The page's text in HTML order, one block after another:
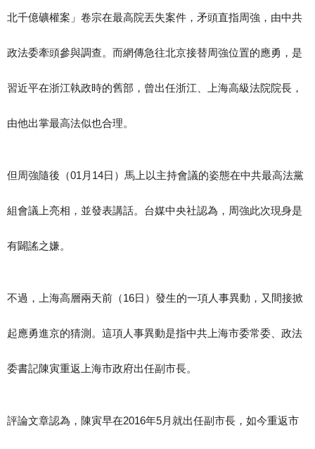
北千億礦權案」卷宗在最高院丟失案件，矛頭直指周強，由中共
政法委牽頭參與調查。而網傳急往北京接替周強位置的應勇，是
習近平在浙江執政時的舊部，曾出任浙江、上海高級法院院長，
由他出掌最高法似也合理。
但周強隨後（01月14日）馬上以主持會議的姿態在中共最高法黨
組會議上亮相，並發表講話。台媒中央社認為，周強此次現身是
有闢謠之嫌。
不過，上海高層兩天前（16日）發生的一項人事異動，又間接掀
起應勇進京的猜測。這項人事異動是指中共上海市委常委、政法
委書記陳寅重返上海市政府出任副市長。
評論文章認為，陳寅早在2016年5月就出任副市長，如今重返市